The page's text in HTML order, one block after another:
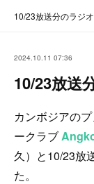
10/23放送分のラジ
2024.10.11 07:36
10/23放送
カンボジアの
ークラブ
久）と10/23放
た。